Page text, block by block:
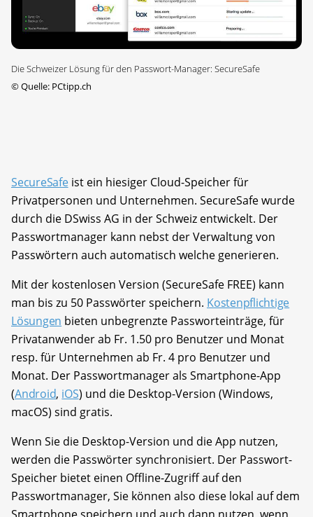
Die Schweizer Lösung für den Passwort-Manager: SecureSafe
©Quelle: PCtipp.ch
SecureSafeist ein hiesiger Cloud-Speicher für
Privatpersonen und Unternehmen. SecureSafe wurde
durch die DSwiss AG in der Schweiz entwickelt. Der
Passwortmanager kann nebst der Verwaltung von
Passwörtern auch automatisch welche generieren.
Mit der kostenlosen Version (SecureSafe FREE) kann
man bis zu 50 Passwörter speichern. Kostenpflichtige
Lösungen bieten unbegrenzte Passworteinträge, für
Privatanwender ab Fr. 1.50 pro Benutzer und Monat
resp. für Unternehmen ab Fr. 4 pro Benutzer und
Monat. Der Passwortmanager als Smartphone-App
(Android, iOS) und die Desktop-Version (Windows,
macOS) sind gratis.
Wenn Sie die Desktop-Version und die App nutzen,
werden die Passwörter synchronisiert. Der Passwort-
Speicher bietet einen Offline-Zugriff auf den
Passwortmanager, Sie können also diese lokal auf dem